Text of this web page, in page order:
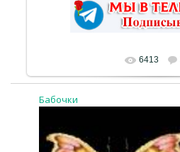
6413
Бабочки